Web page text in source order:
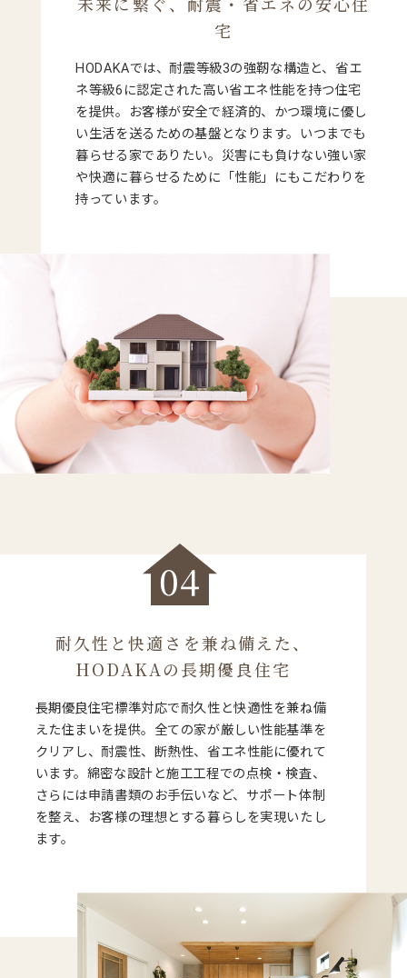
宅
HODAKAでは、耐震等級3の強靭な構造と、省エ
ネ等級6に認定された高い省エネ性能を持つ住宅
を提供。お客様が安全で経済的、かつ環境に優し
い生活を送るための基盤となります。いつまでも
暮らせる家でありたい。災害にも負けない強い家
や快適に暮らせるために「性能」にもこだわりを
持っています。
04
耐久性と快適さを兼ね備えた、
HODAKAの長期優良住宅
長期優良住宅標準対応で耐久性と快適性を兼ね備
えた住まいを提供。全ての家が厳しい性能基準を
クリアし、耐震性、断熱性、省エネ性能に優れて
います。綿密な設計と施工工程での点検・検査、
さらには申請書類のお手伝いなど、サポート体制
を整え、お客様の理想とする暮らしを実現いたし
ます。